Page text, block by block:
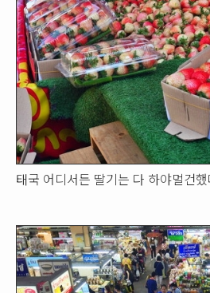
태국 어디서든 딸기는 다 하야멀건